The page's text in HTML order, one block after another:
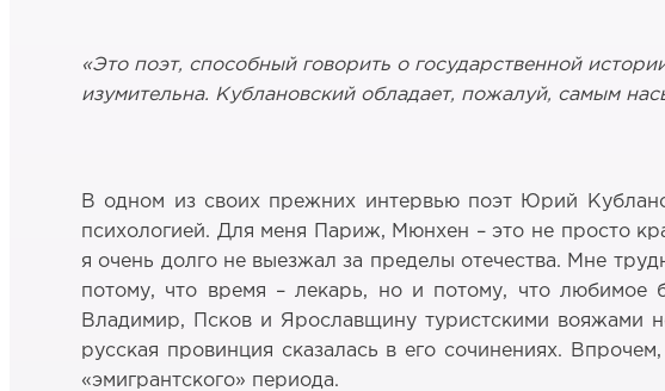
«Это поэт, способный говорить о государственной
изумительна. Кублановский обладает, пожалуй, самым
В одном из своих прежних интервью поэт Юрий
психологией. Для меня Париж, Мюнхен – это не просто
я очень долго не выезжал за пределы отечества. Мне
потому, что время – лекарь, но и потому, что любимое
Владимир, Псков и Ярославщину туристскими вояжами
русская провинция сказалась в его сочинениях.
«эмигрантского» периода.